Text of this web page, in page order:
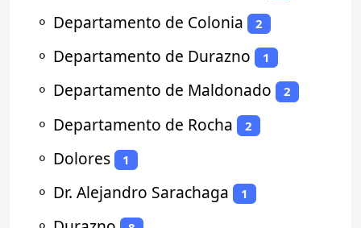
⚬ Departamento de Colonia 2
⚬ Departamento de Durazno 1
⚬ Departamento de Maldonado 2
⚬ Departamento de Rocha 2
⚬ Dolores 1
⚬ Dr. Alejandro Sarachaga 1